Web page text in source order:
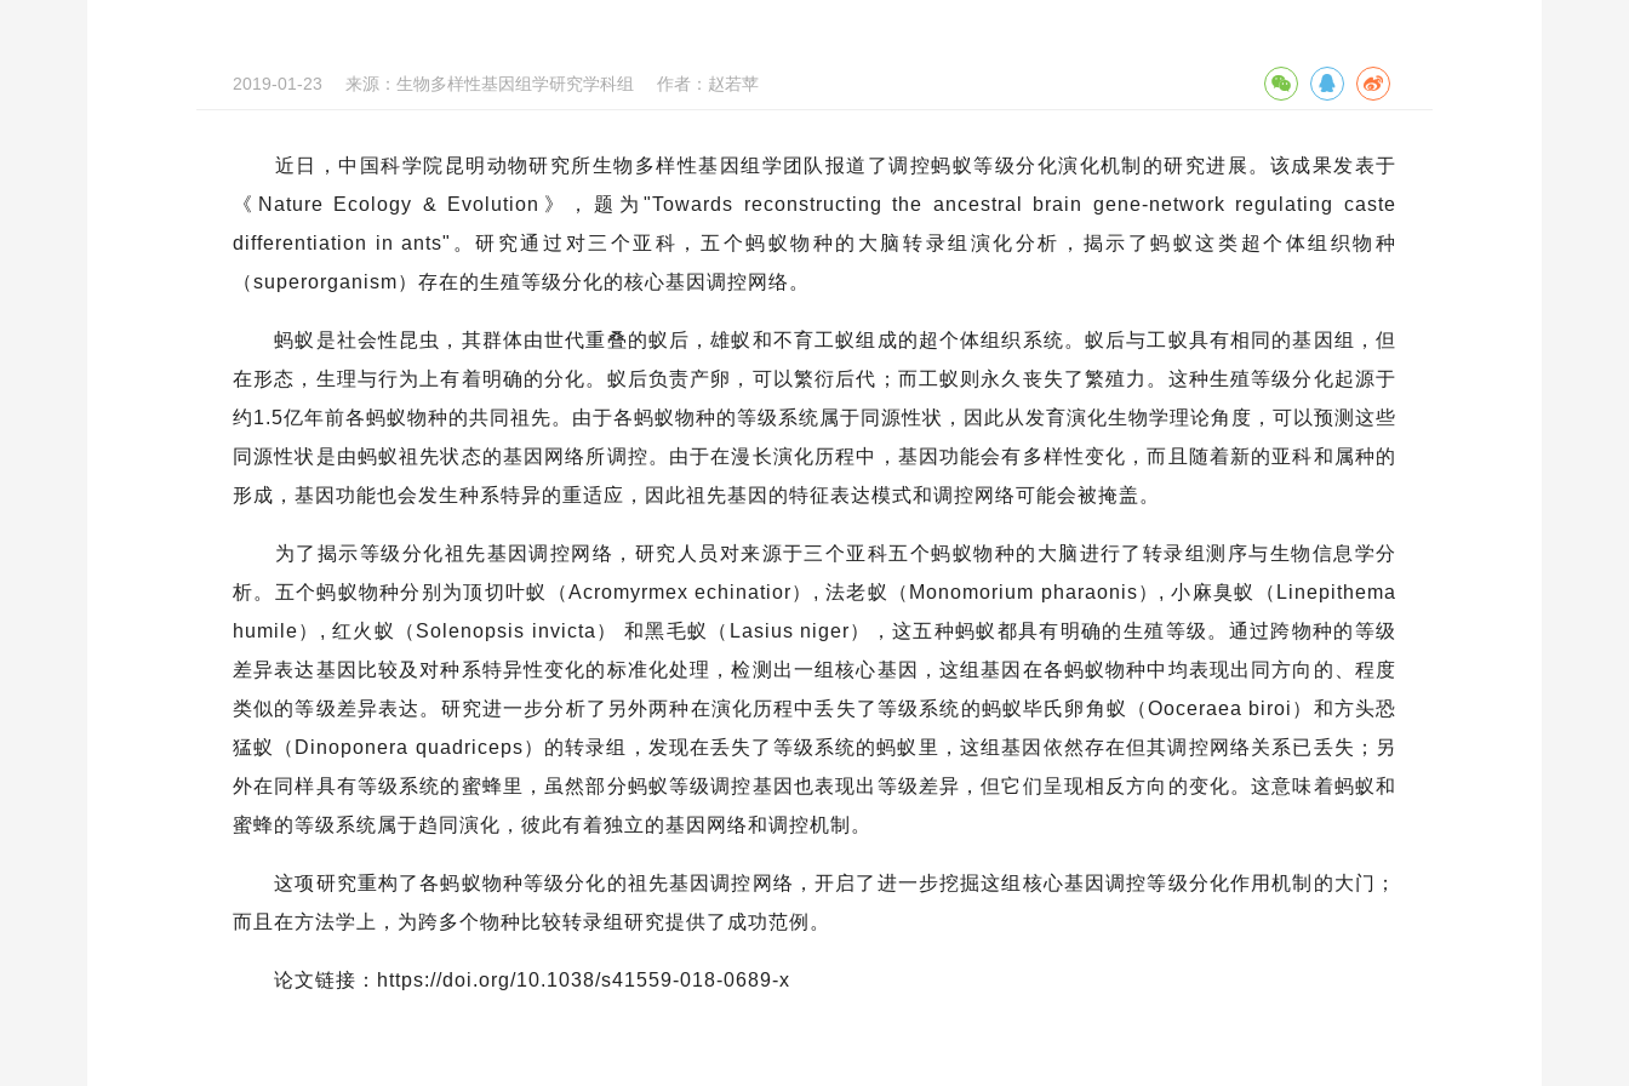
2019-01-23 来源： 生物多样性基因组学研究学科组 作者： 赵若苹
近日，中国科学院昆明动物研究所生物多样性基因组学团队报道了调控蚂蚁等级分化演化机制的研究进展。该成果发表于
《Nature Ecology & Evolution》，题为"Towards reconstructing the ancestral brain gene-network regulating caste
differentiation in ants"。研究通过对三个亚科，五个蚂蚁物种的大脑转录组演化分析，揭示了蚂蚁这类超个体组织物种
（superorganism）存在的生殖等级分化的核心基因调控网络。
蚂蚁是社会性昆虫，其群体由世代重叠的蚁后，雄蚁和不育工蚁组成的超个体组织系统。蚁后与工蚁具有相同的基因组，但
在形态，生理与行为上有着明确的分化。蚁后负责产卵，可以繁衍后代；而工蚁则永久丧失了繁殖力。这种生殖等级分化起源于
约1.5亿年前各蚂蚁物种的共同祖先。由于各蚂蚁物种的等级系统属于同源性状，因此从发育演化生物学理论角度，可以预测这些
同源性状是由蚂蚁祖先状态的基因网络所调控。由于在漫长演化历程中，基因功能会有多样性变化，而且随着新的亚科和属种的
形成，基因功能也会发生种系特异的重适应，因此祖先基因的特征表达模式和调控网络可能会被掩盖。
为了揭示等级分化祖先基因调控网络，研究人员对来源于三个亚科五个蚂蚁物种的大脑进行了转录组测序与生物信息学分
析。五个蚂蚁物种分别为顶切叶蚁（Acromyrmex echinatior）, 法老蚁（Monomorium pharaonis）, 小麻臭蚁（Linepithema
humile）, 红火蚁（Solenopsis invicta） 和黑毛蚁（Lasius niger），这五种蚂蚁都具有明确的生殖等级。通过跨物种的等级
差异表达基因比较及对种系特异性变化的标准化处理，检测出一组核心基因，这组基因在各蚂蚁物种中均表现出同方向的、程度
类似的等级差异表达。研究进一步分析了另外两种在演化历程中丢失了等级系统的蚂蚁毕氏卵角蚁（Ooceraea biroi）和方头恐
猛蚁（Dinoponera quadriceps）的转录组，发现在丢失了等级系统的蚂蚁里，这组基因依然存在但其调控网络关系已丢失；另
外在同样具有等级系统的蜜蜂里，虽然部分蚂蚁等级调控基因也表现出等级差异，但它们呈现相反方向的变化。这意味着蚂蚁和
蜜蜂的等级系统属于趋同演化，彼此有着独立的基因网络和调控机制。
这项研究重构了各蚂蚁物种等级分化的祖先基因调控网络，开启了进一步挖掘这组核心基因调控等级分化作用机制的大门；
而且在方法学上，为跨多个物种比较转录组研究提供了成功范例。
论文链接：https://doi.org/10.1038/s41559-018-0689-x